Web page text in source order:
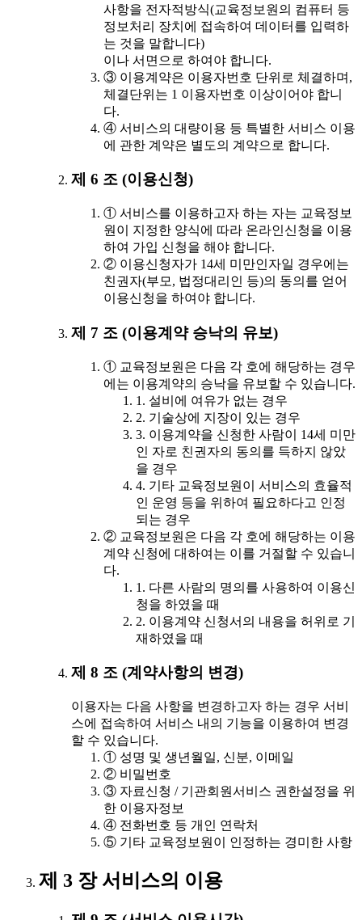
사항을 전자적방식(교육정보원의 컴퓨터 등
정보처리 장치에 접속하여 데이터를 입력하
는 것을 말합니다)
이나 서면으로 하여야 합니다.
③ 이용계약은 이용자번호 단위로 체결하며,
체결단위는 1 이용자번호 이상이어야 합니
다.
④ 서비스의 대량이용 등 특별한 서비스 이용
에 관한 계약은 별도의 계약으로 합니다.
제 6 조 (이용신청)
① 서비스를 이용하고자 하는 자는 교육정보
원이 지정한 양식에 따라 온라인신청을 이용
하여 가입 신청을 해야 합니다.
② 이용신청자가 14세 미만인자일 경우에는
친권자(부모, 법정대리인 등)의 동의를 얻어
이용신청을 하여야 합니다.
제 7 조 (이용계약 승낙의 유보)
① 교육정보원은 다음 각 호에 해당하는 경우
에는 이용계약의 승낙을 유보할 수 있습니다.
1. 설비에 여유가 없는 경우
2. 기술상에 지장이 있는 경우
3. 이용계약을 신청한 사람이 14세 미만
인 자로 친권자의 동의를 득하지 않았
을 경우
4. 기타 교육정보원이 서비스의 효율적
인 운영 등을 위하여 필요하다고 인정
되는 경우
② 교육정보원은 다음 각 호에 해당하는 이용
계약 신청에 대하여는 이를 거절할 수 있습니
다.
1. 다른 사람의 명의를 사용하여 이용신
청을 하였을 때
2. 이용계약 신청서의 내용을 허위로 기
재하였을 때
제 8 조 (계약사항의 변경)
이용자는 다음 사항을 변경하고자 하는 경우 서비
스에 접속하여 서비스 내의 기능을 이용하여 변경
할 수 있습니다.
① 성명 및 생년월일, 신분, 이메일
② 비밀번호
③ 자료신청 / 기관회원서비스 권한설정을 위
한 이용자정보
④ 전화번호 등 개인 연락처
⑤ 기타 교육정보원이 인정하는 경미한 사항
제 3 장 서비스의 이용